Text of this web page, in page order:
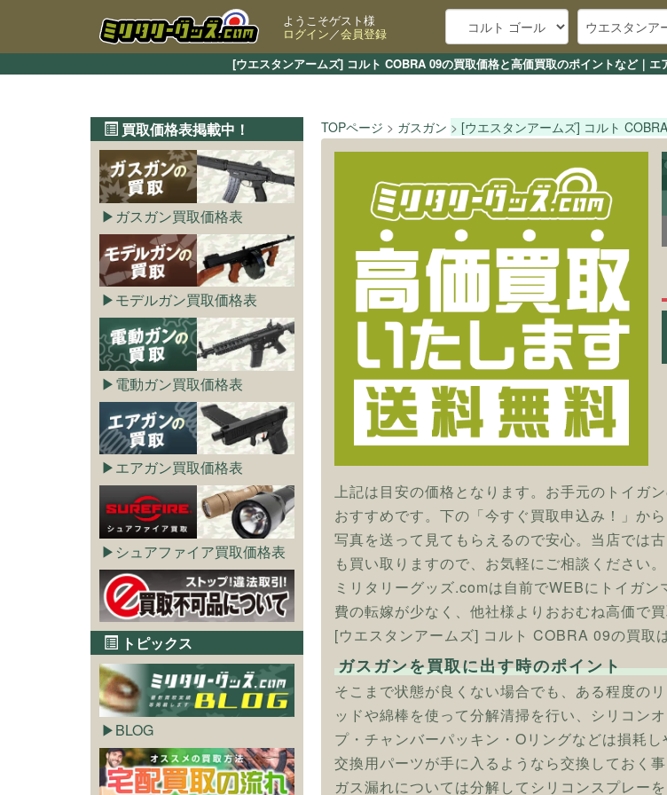
[ウエスタンアームズ] コルト COBRA 09の買取価格と高価買取のポイントなど｜
ようこそゲスト様
ログイン／会員登録
TOPページ ガスガン [ウエスタンアームズ] コルト
上記は目安の価格となります。お手元のトイガ
おすすめです。下の「今すぐ買取申込み！」から
写真を送って見てもらえるので安心。当店では
も買い取りますので、お気軽にご相談ください。
ミリタリーグッズ.comは自前でWEBにトイガ
費の転嫁が少なく、他社様よりおおむね高価で買
[ウエスタンアームズ] コルト COBRA 09の買取
ガスガンを買取に出す時のポイント
そこまで状態が良くない場合でも、ある程度の
ッドや綿棒を使って分解清掃を行い、シリコン
プ・チャンバーパッキン・Oリングなどは損耗
交換用パーツが手に入るようなら交換しておく事
ガス漏れについては分解してシリコンスプレー
買取価格表掲載中！
ガスガン買取価格表
モデルガン買取価格表
電動ガン買取価格表
エアガン買取価格表
シュアファイア買取価格表
トピックス
BLOG